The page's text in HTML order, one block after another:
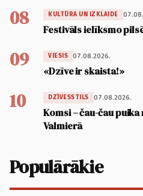
08 KULTŪRA UN IZKLAIDE
Festivāls ielīksmo
09 VIESIS 07.08.2026.
«Dzīve ir skaista!»
10 DZĪVESSTILS 07.08.2026.
Komsi – čau-čau
Valmierā
Populārākie